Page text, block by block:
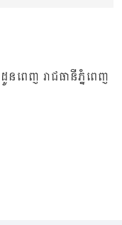
នពេញ រាជធានីភ្នំពេញ